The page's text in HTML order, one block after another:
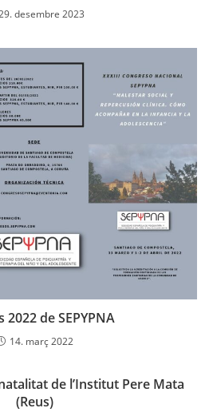
desembre 2023
2022 de SEPYPNA
14. març 2022
de l’Institut Pere Mata
(Reus)